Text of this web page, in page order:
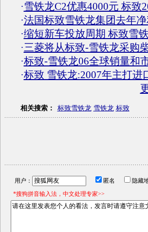
·雪铁龙C2优惠4000元 标致
·法国标致雪铁龙集团去年
·缩短新车投放周期 标致雪
·三菱将从标致-雪铁龙采购
·标致-雪铁龙06全球销量和
·标致 雪铁龙:2007年主打进
相关搜索： 标致雪铁龙 雪铁龙 标致
用户： 匿名 隐藏
*搜狗拼音输入法，中文处理专家>>